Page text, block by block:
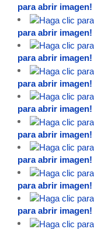
para abrir imagen!
para abrir imagen!
para abrir imagen!
para abrir imagen!
para abrir imagen!
para abrir imagen!
para abrir imagen!
para abrir imagen!
para abrir imagen!